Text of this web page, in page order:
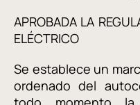
APROBADA LA
ELÉCTRICO
Se establece un
ordenado del